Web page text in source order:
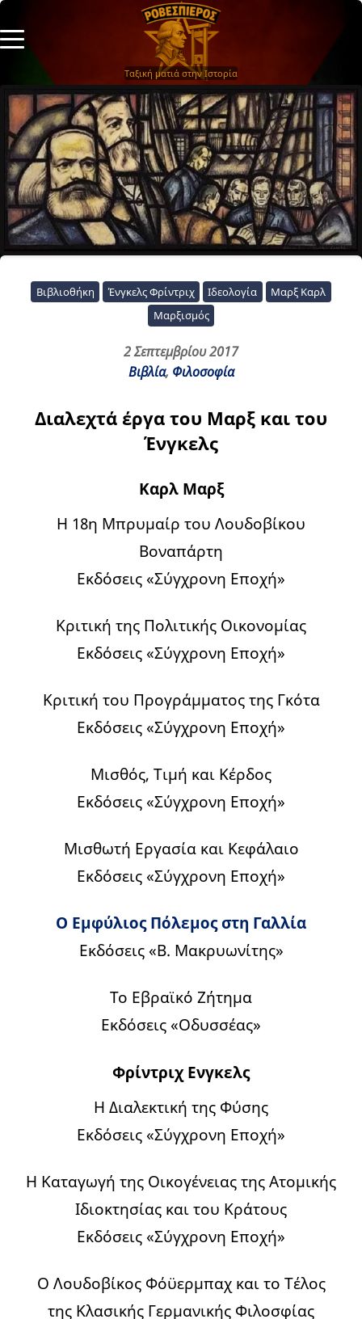
Ταξική ματιά στην Ιστορία
Βιβλιοθήκη Ένγκελς Φρίντριχ Ιδεολογία
Μαρξ Καρλ
Μαρξισμός
2 Σεπτεμβρίου 2017
Βιβλία, Φιλοσοφία
Διαλεχτά έργα του Μαρξ και του
Ένγκελς
Καρλ Μαρξ
Η 18η Μπρυμαίρ του Λουδοβίκου
Βοναπάρτη
Εκδόσεις «Σύγχρονη Εποχή»
Κριτική της Πολιτικής Οικονομίας
Εκδόσεις «Σύγχρονη Εποχή»
Κριτική του Προγράμματος της Γκότα
Εκδόσεις «Σύγχρονη Εποχή»
Μισθός, Τιμή και Κέρδος
Εκδόσεις «Σύγχρονη Εποχή»
Μισθωτή Εργασία και Κεφάλαιο
Εκδόσεις «Σύγχρονη Εποχή»
Ο Εμφύλιος Πόλεμος στη Γαλλία
Εκδόσεις «Β. Μακρυωνίτης»
Το Εβραϊκό Ζήτημα
Εκδόσεις «Οδυσσέας»
Φρίντριχ Ενγκελς
Η Διαλεκτική της Φύσης
Εκδόσεις «Σύγχρονη Εποχή»
Η Καταγωγή της Οικογένειας της Ατομικής
Ιδιοκτησίας και του Κράτους
Εκδόσεις «Σύγχρονη Εποχή»
Ο Λουδοβίκος Φόϋερμπαχ και το Τέλος
της Κλασικής Γερμανικής Φιλοσφίας